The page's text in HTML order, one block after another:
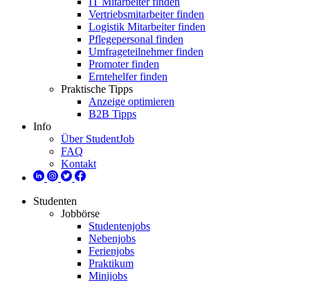
Vertriebsmitarbeiter finden
Logistik Mitarbeiter finden
Pflegepersonal finden
Umfrageteilnehmer finden
Promoter finden
Erntehelfer finden
Praktische Tipps
Anzeige optimieren
B2B Tipps
Info
Über StudentJob
FAQ
Kontakt
Studenten
Jobbörse
Studentenjobs
Nebenjobs
Ferienjobs
Praktikum
Minijobs